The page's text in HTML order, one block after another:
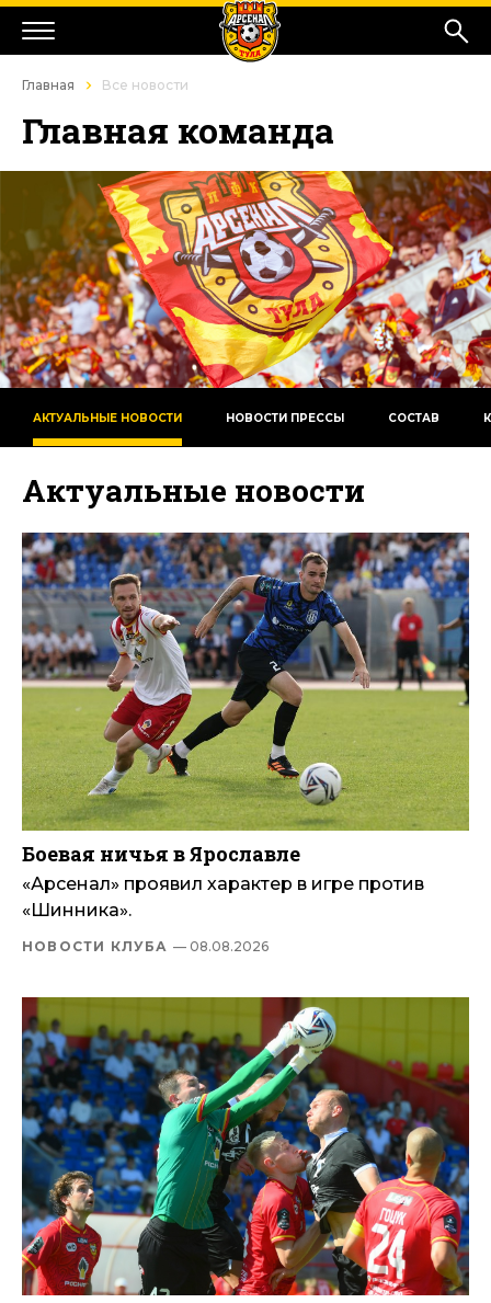
Главная Все новости
Главная команда
АКТУАЛЬНЫЕ НОВОСТИ НОВОСТИ ПРЕССЫ СОСТАВ
Актуальные новости
Боевая ничья в Ярославле
«Арсенал» проявил характер в игре против
«Шинника».
НОВОСТИ КЛУБА — 08.08.2026